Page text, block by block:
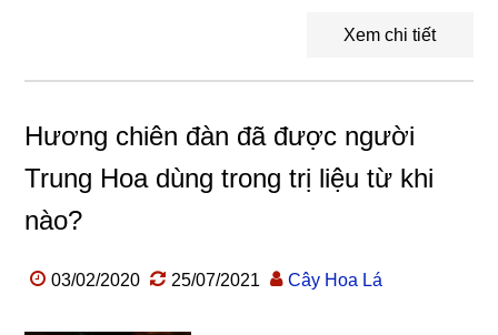
Xem chi tiết
Hương chiên đàn đã được người
Trung Hoa dùng trong trị liệu từ khi
nào?
03/02/2020 25/07/2021 Cây Hoa Lá